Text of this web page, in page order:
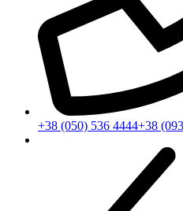
+38 (050) 536 4444+38